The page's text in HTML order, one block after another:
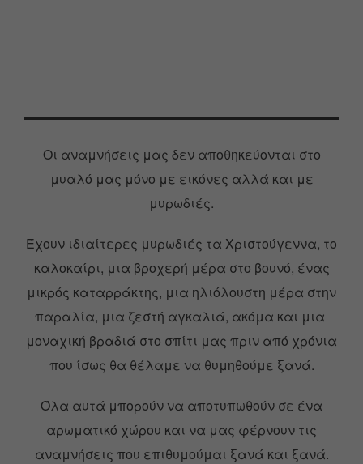
Οι αναμνήσεις μας δεν αποθηκεύονται στο
μυαλό μας μόνο με εικόνες αλλά και με
μυρωδιές.
Έχουν ιδιαίτερες μυρωδιές τα Χριστούγεννα, το
καλοκαίρι, μια βροχερή μέρα στο βουνό, ένας
μικρός καταρράκτης, μια ηλιόλουστη μέρα στην
παραλία, μια ζεστή αγκαλιά, ακόμα και μια
μοναχική βραδιά στο σπίτι μας πριν από χρόνια
που ίσως θα θέλαμε να θυμηθούμε ξανά.
Όλα αυτά μπορούν να αποτυπωθούν σε ένα
αρωματικό χώρου και να μας φέρνουν τις
αναμνήσεις που επιθυμούμαι ξανά και ξανά.